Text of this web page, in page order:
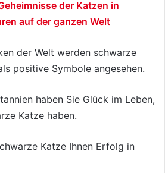
der Katzen in
auf der ganzen Welt
der Welt werden schwarze
positive Symbole angesehen.
haben Sie Glück im Leben,
Katze haben.
Katze Ihnen Erfolg in